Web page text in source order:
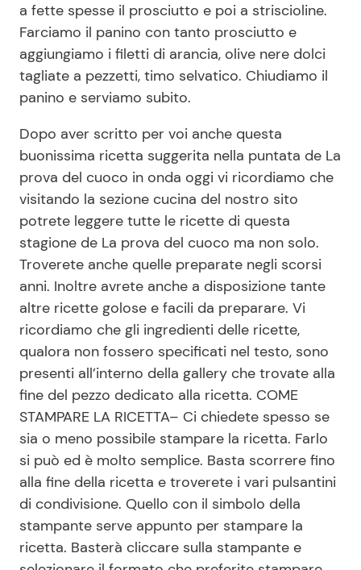
a fette spesse il prosciutto e poi a striscioline.
Farciamo il panino con tanto prosciutto e
aggiungiamo i filetti di arancia, olive nere dolci
tagliate a pezzetti, timo selvatico. Chiudiamo il
panino e serviamo subito.
Dopo aver scritto per voi anche questa
buonissima ricetta suggerita nella puntata de La
prova del cuoco in onda oggi vi ricordiamo che
visitando la sezione cucina del nostro sito
potrete leggere tutte le ricette di questa
stagione de La prova del cuoco ma non solo.
Troverete anche quelle preparate negli scorsi
anni. Inoltre avrete anche a disposizione tante
altre ricette golose e facili da preparare. Vi
ricordiamo che gli ingredienti delle ricette,
qualora non fossero specificati nel testo, sono
presenti all’interno della gallery che trovate alla
fine del pezzo dedicato alla ricetta. COME
STAMPARE LA RICETTA– Ci chiedete spesso se
sia o meno possibile stampare la ricetta. Farlo
si può ed è molto semplice. Basta scorrere fino
alla fine della ricetta e troverete i vari pulsantini
di condivisione. Quello con il simbolo della
stampante serve appunto per stampare la
ricetta. Basterà cliccare sulla stampante e